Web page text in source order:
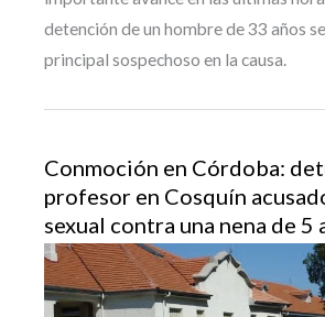
detención de un hombre de 33 años
principal sospechoso en la causa.
Conmoción en Córdoba:
profesor en Cosquín
sexual contra una nena de 5